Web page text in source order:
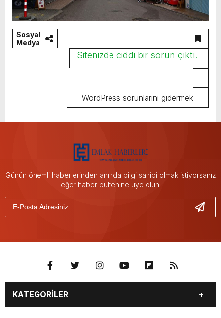
Sosyal
Medya
Sitenizde ciddi bir sorun çıktı.
WordPress sorunlarını gidermek
Günün önemli haberlerinden anında bilgi sahibi olmak istiyorsanız
eğer haber bültenine üye olun.
KATEGORİLER